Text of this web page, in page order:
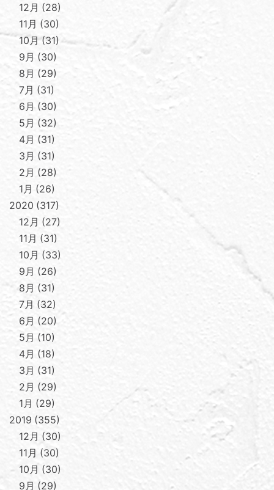
12月
28
11月
30
10月 31
9月
30
8月
29
7月
31
6月
30
5月
32
4月
31
3月
31
2月
28
1月
26
2020 317
12月
27
11月
31
10月
33
9月
26
8月
31
7月
32
6月
20
5月
10
4月
18
3月
31
2月
29
1月
29
2019 355
12月
30
11月
30
10月
30
9月
29